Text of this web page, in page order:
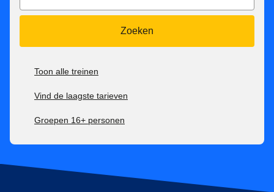
Zoeken
Toon alle treinen
Vind de laagste tarieven
Groepen 16+ personen